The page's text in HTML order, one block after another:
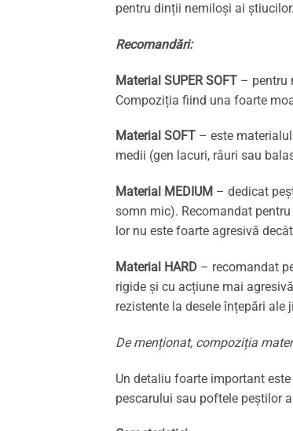
pentru dinții nemiloși ai știucilor.
Recomandări:
Material SUPER SOFT – pentru
Compoziția fiind una foarte
Material SOFT – este
medii (gen lacuri, râuri sau
Material MEDIUM – dedicat
somn mic). Recomandat
lor nu este foarte agresivă
Material HARD – recomandat
rigide și cu acțiune mai
rezistente la desele înțepări
De menționat, compoziția
Un detaliu foarte important
pescarului sau poftele peștilor